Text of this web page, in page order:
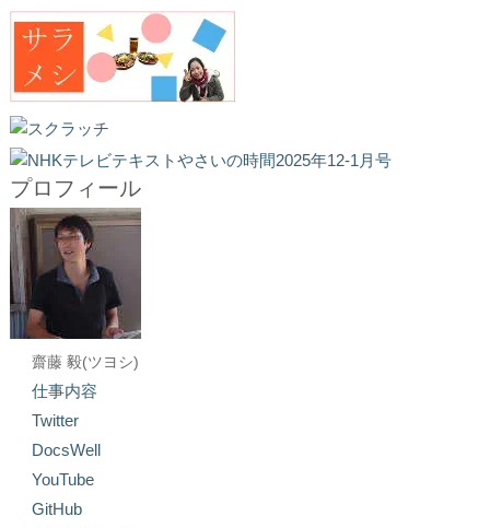
プロフィール
齋藤 毅(ツヨシ)
仕事内容
Twitter
DocsWell
YouTube
GitHub